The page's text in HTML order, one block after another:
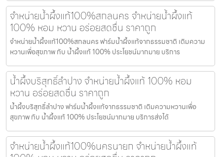
จำหน่ายน้ำผึ้งแท้100%สกลนคร จำหน่ายน้ำผึ้งแท้
100% หอม หวาน อร่อยสดชื่น ราคาถูก
จำหน่ายน้ำผึ้งแท้100%สกลนคร ฟาร์มน้ำผึ้งแท้จากธรรมชาติ เติมความ
หวานเพื่อสุขภาพ กับ น้ำผึ้งแท้ 100% ประโยชน์มากมาย บริการ
น้ำผึ้งบริสุทธิ์ลำปาง จำหน่ายน้ำผึ้งแท้ 100% หอม
หวาน อร่อยสดชื่น ราคาถูก
น้ำผึ้งบริสุทธิ์ลำปาง ฟาร์มน้ำผึ้งแท้จากธรรมชาติ เติมความหวานเพื่อ
สุขภาพ กับ น้ำผึ้งแท้ 100% ประโยชน์มากมาย บริการส่งได้
จำหน่ายน้ำผึ้งแท้100%นครนายก จำหน่ายน้ำผึ้งแท้